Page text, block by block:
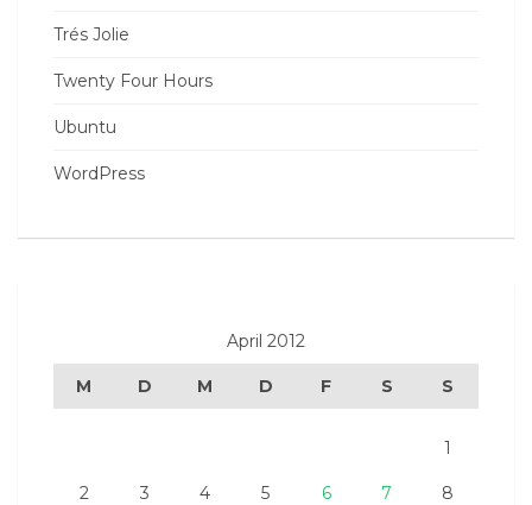
Trés Jolie
Twenty Four Hours
Ubuntu
WordPress
April 2012
M D M D F S S
1
2 3 4 5 6 7 8